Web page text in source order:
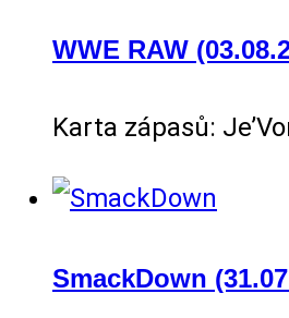
WWE RAW
Karta zápasů:
SmackDown